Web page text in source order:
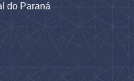
do Paraná